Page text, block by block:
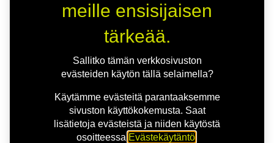
meille ensisijaisen
tärkeää.
Sallitko tämän verkkosivuston
evästeiden käytön tällä selaimella?
Käytämme evästeitä parantaaksemme
sivuston käyttökokemusta. Saat
lisätietoja evästeistä ja niiden käytöstä
osoitteessa Evästekäytäntö